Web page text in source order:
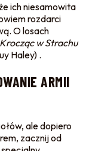
ich niesamowita
rozdarci
O losach
Krocząc w Strachu
Haley) .
ARMII
ale dopiero
zacznij od